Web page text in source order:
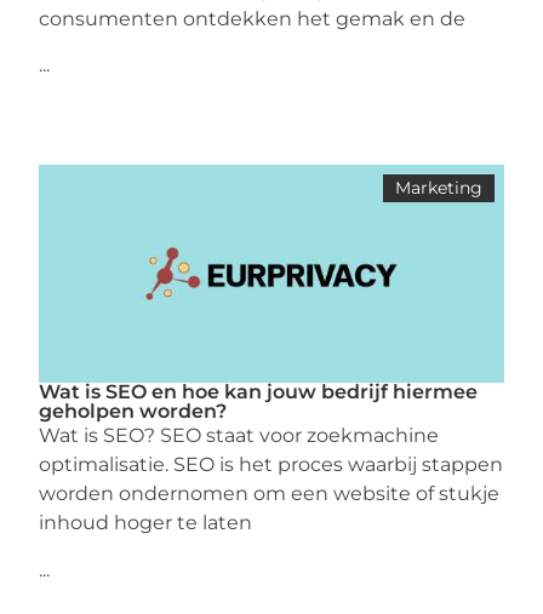
consumenten ontdekken het gemak en de
...
Marketing
Wat is SEO en hoe kan jouw bedrijf hiermee
geholpen worden?
Wat is SEO? SEO staat voor zoekmachine
optimalisatie. SEO is het proces waarbij stappen
worden ondernomen om een ​​website of stukje
inhoud hoger te laten
...